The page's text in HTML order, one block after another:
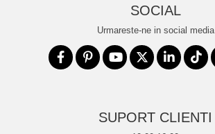
SOCIAL
Urmareste-ne in social media
SUPORT CLIENTI